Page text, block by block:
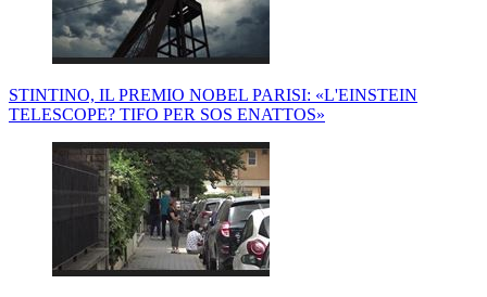
STINTINO, IL PREMIO NOBEL PARISI: «L'EINSTEIN
TELESCOPE? TIFO PER SOS ENATTOS»